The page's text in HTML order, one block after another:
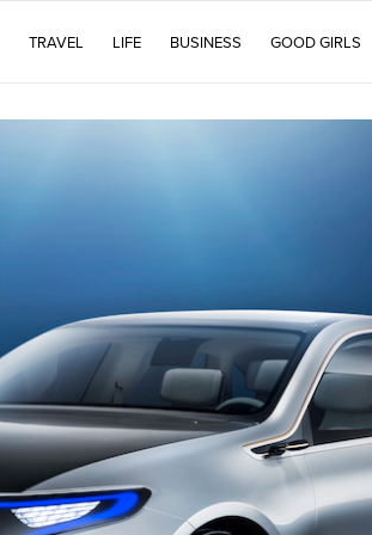
TRAVEL LIFE BUSINESS GOOD GIRLS